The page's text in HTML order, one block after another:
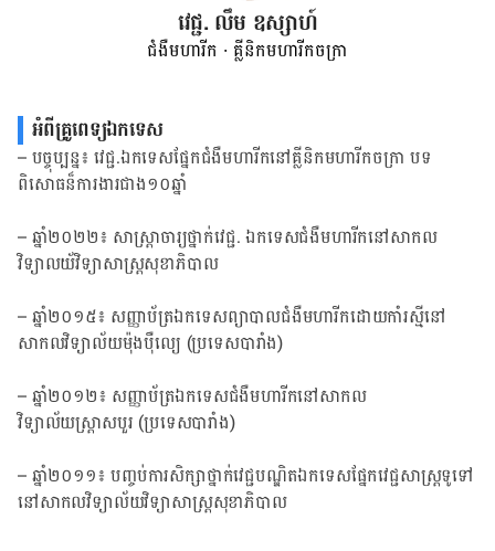
វេជ្ជ. លឹម ឧស្សាហ៍
ជំងឺមហារីក · គ្លីនិកមហារីកចក្រា
អំពី​គ្រូពេទ្យឯកទេស
– បច្ចុប្បន្ន៖ វេជ្ជ.ឯកទេសផ្នែកជំងឺមហារីកនៅគ្លីនិកមហារីកចក្រា បទ
ពិសោធន៏ការងារជាង១០ឆ្នាំ
– ឆ្នាំ២០២២៖ សាស្រ្តាចារ្យថ្នាក់វេជ្ជ. ឯកទេសជំងឺមហារីកនៅសាកល
វិទ្យាលយ័វិទ្យាសាស្រ្តសុខាភិបាល
– ឆ្នាំ២០១៥៖ សញ្ញាប័ត្រឯកទេសព្យាបាលជំងឺមហារីកដោយកាំរស្មីនៅ
សាកលវិទ្យាល័យម៉ុងប៉ឺល្យេ (ប្រទេសបារាំង)
– ឆ្នាំ២០១២៖ សញ្ញាប័ត្រឯកទេសជំងឺមហារីកនៅសាកល
វិទ្យាល័យស្រ្តាសបួរ (ប្រទេសបារាំង)
– ឆ្នាំ២០១១៖ បញ្ចប់ការសិក្សាថ្នាក់វេជ្ជបណ្ឌិតឯកទេសផ្នែកវេជ្ជសាស្រ្តទូទៅ
នៅសាកលវិទ្យាល័យវិទ្យាសាស្ត្រសុខាភិបាល